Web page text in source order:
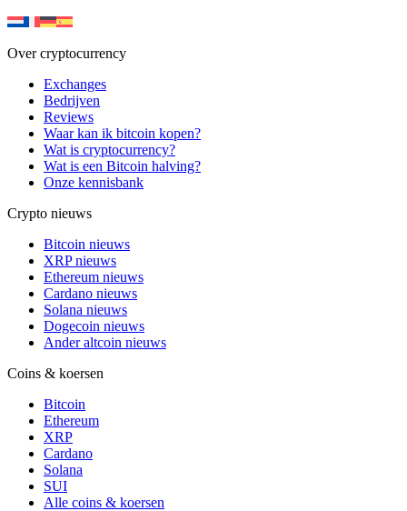
Over cryptocurrency
Exchanges
Bedrijven
Reviews
Waar kan ik bitcoin kopen?
Wat is cryptocurrency?
Wat is een Bitcoin halving?
Onze kennisbank
Crypto nieuws
Bitcoin nieuws
XRP nieuws
Ethereum nieuws
Cardano nieuws
Solana nieuws
Dogecoin nieuws
Ander altcoin nieuws
Coins & koersen
Bitcoin
Ethereum
XRP
Cardano
Solana
SUI
Alle coins & koersen